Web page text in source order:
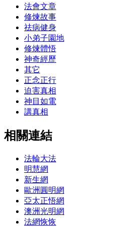
法會文章
修煉故事
祛病健身
小弟子園地
修煉體悟
神奇經歷
其它
正念正行
迫害真相
神目如電
講真相
相關連結
法輪大法
明慧網
新生網
歐洲圓明網
亞太正悟網
澳洲光明網
法網恢恢